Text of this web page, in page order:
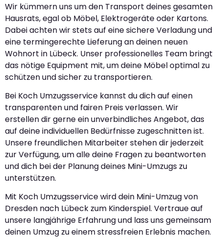
Wir kümmern uns um den Transport deines gesamten
Hausrats, egal ob Möbel, Elektrogeräte oder Kartons.
Dabei achten wir stets auf eine sichere Verladung und
eine termingerechte Lieferung an deinen neuen
Wohnort in Lübeck. Unser professionelles Team bringt
das nötige Equipment mit, um deine Möbel optimal zu
schützen und sicher zu transportieren.
Bei Koch Umzugsservice kannst du dich auf einen
transparenten und fairen Preis verlassen. Wir
erstellen dir gerne ein unverbindliches Angebot, das
auf deine individuellen Bedürfnisse zugeschnitten ist.
Unsere freundlichen Mitarbeiter stehen dir jederzeit
zur Verfügung, um alle deine Fragen zu beantworten
und dich bei der Planung deines Mini-Umzugs zu
unterstützen.
Mit Koch Umzugsservice wird dein Mini-Umzug von
Dresden nach Lübeck zum Kinderspiel. Vertraue auf
unsere langjährige Erfahrung und lass uns gemeinsam
deinen Umzug zu einem stressfreien Erlebnis machen.